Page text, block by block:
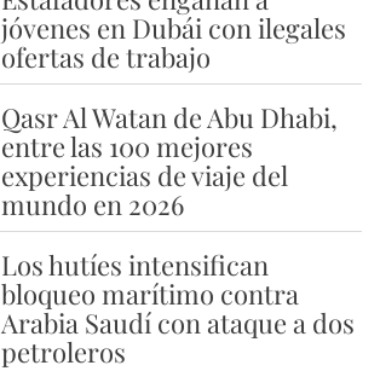
jóvenes en Dubái con ilegales
ofertas de trabajo
Qasr Al Watan de Abu Dhabi,
entre las 100 mejores
experiencias de viaje del
mundo en 2026
Los hutíes intensifican
bloqueo marítimo contra
Arabia Saudí con ataque a dos
petroleros